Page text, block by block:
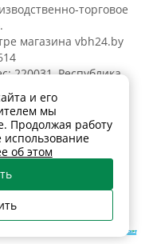
торговое
магазина vbh24.by
220031, Республика
5 этаж;
от 11.02.2014.
и его
мы
Продолжая работу
об этом